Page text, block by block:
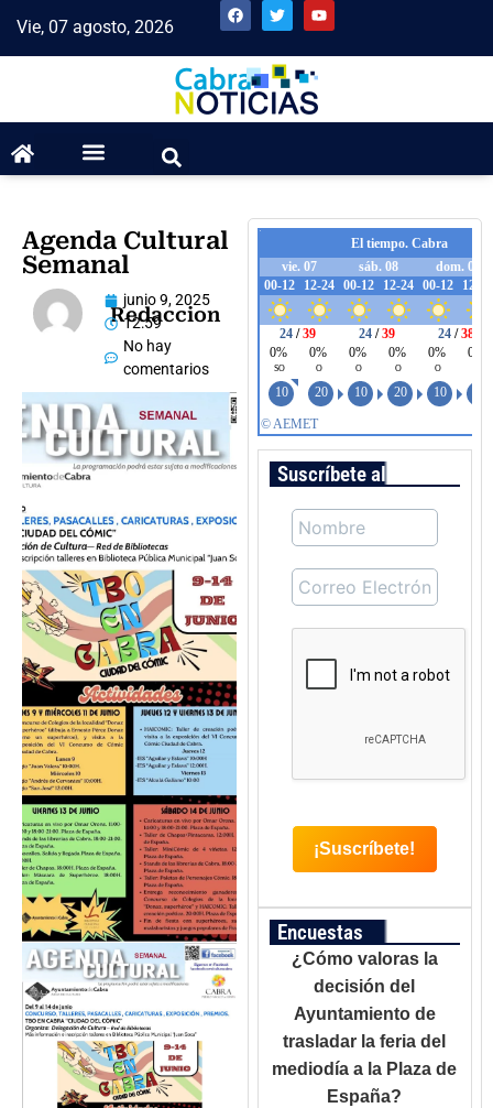
Vie, 07 agosto, 2026
Agenda Cultural
Semanal
Redaccion
junio 9, 2025
12:59
No hay
comentarios
Suscríbete al boletín
Encuestas
¿Cómo valoras la
decisión del
Ayuntamiento de
trasladar la feria del
mediodía a la Plaza de
España?